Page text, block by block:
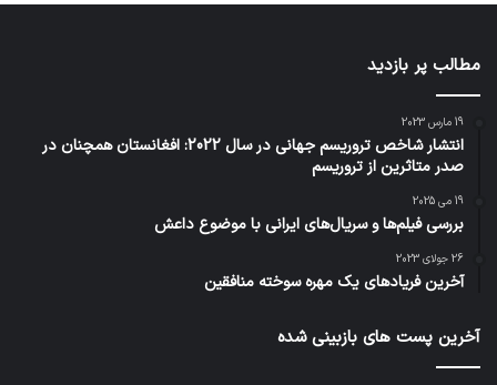
مطالب پر بازدید
19 مارس 2023
انتشار شاخص تروریسم جهانی در سال 2022: افغانستان همچنان در
صدر متاثرین از تروریسم
19 می 2025
بررسی فیلم‌ها و سریال‌های ایرانی با موضوع داعش
26 جولای 2023
آخرین فریادهای یک مهره سوخته منافقین
آخرین پست های بازبینی شده